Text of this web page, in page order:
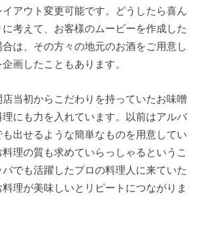
アウト変更可能です。どうしたら喜ん
考えて、お客様のムービーを作成した
は、その方々の地元のお酒をご用意し
画したこともあります。
当初からこだわりを持っていたお味噌
にも力を入れています。以前はアルバ
出せるような簡単なものを用意してい
理の質も求めていらっしゃるというこ
でも活躍したプロの料理人に来ていた
理が美味しいとリピートにつながりま